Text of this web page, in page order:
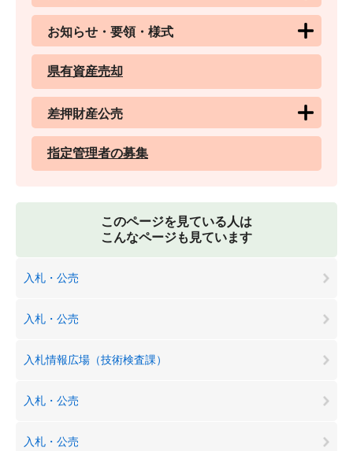
お知らせ・要領・様式
県有資産売却
差押財産公売
指定管理者の募集
このページを見ている人は
こんなページも見ています
入札・公売
入札・公売
入札情報広場（技術検査課）
入札・公売
入札・公売